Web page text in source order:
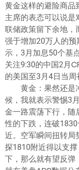
黄金这样的避险商品
主席的表态可以说是
联储政策留下余地，
强于增加20万人的
示，3月加息50个基
关注9:30的中国2月
的美国至3月4日当周
黄金：果然还是
候，我就表示警惕3
金一路震荡下行，
性的下跌，连破
近。空军瞬间扭转
探1810附近得以支
下，那么就有望反弹